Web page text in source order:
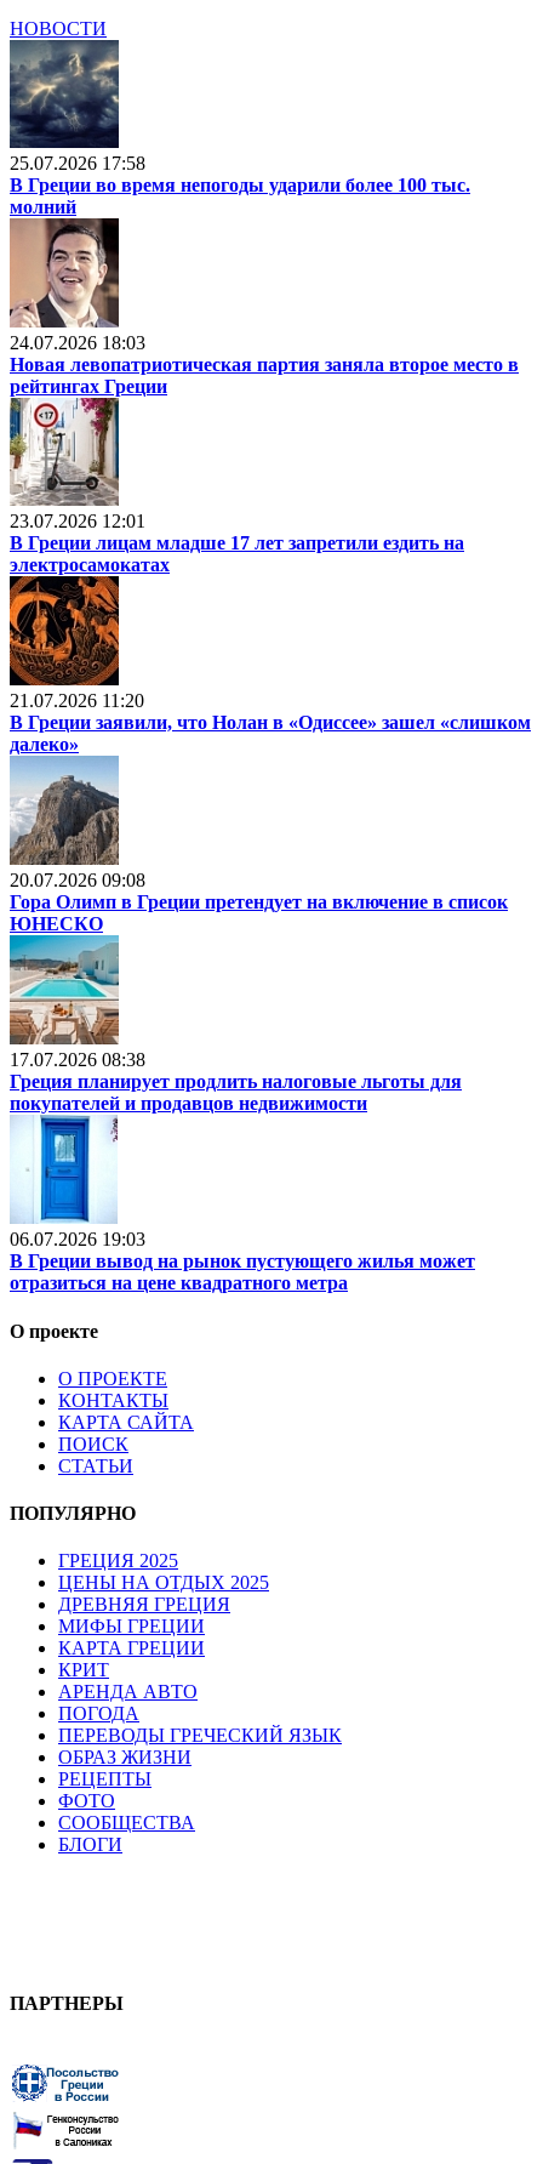
НОВОСТИ
25.07.2026 17:58
В Греции во время непогоды ударили более 100 тыс.
молний
24.07.2026 18:03
Новая левопатриотическая партия заняла второе место в
рейтингах Греции
23.07.2026 12:01
В Греции лицам младше 17 лет запретили ездить на
электросамокатах
21.07.2026 11:20
В Греции заявили, что Нолан в «Одиссее» зашел «слишком
далеко»
20.07.2026 09:08
Гора Олимп в Греции претендует на включение в список
ЮНЕСКО
17.07.2026 08:38
Греция планирует продлить налоговые льготы для
покупателей и продавцов недвижимости
06.07.2026 19:03
В Греции вывод на рынок пустующего жилья может
отразиться на цене квадратного метра
О проекте
О ПРОЕКТЕ
КОНТАКТЫ
КАРТА САЙТА
ПОИСК
СТАТЬИ
ПОПУЛЯРНО
ГРЕЦИЯ 2025
ЦЕНЫ НА ОТДЫХ 2025
ДРЕВНЯЯ ГРЕЦИЯ
МИФЫ ГРЕЦИИ
КАРТА ГРЕЦИИ
КРИТ
АРЕНДА АВТО
ПОГОДА
ПЕРЕВОДЫ ГРЕЧЕСКИЙ ЯЗЫК
ОБРАЗ ЖИЗНИ
РЕЦЕПТЫ
ФОТО
СООБЩЕСТВА
БЛОГИ
ПАРТНЕРЫ